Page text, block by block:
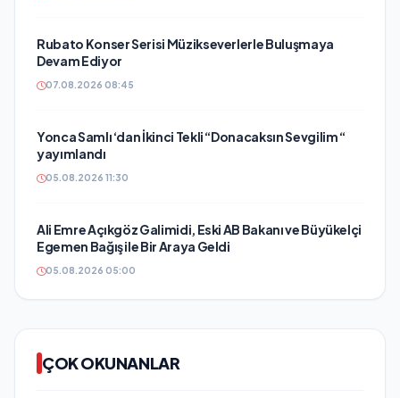
Rubato Konser Serisi Müzikseverlerle Buluşmaya
Devam Ediyor
07.08.2026 08:45
Yonca Samlı ‘dan İkinci Tekli “Donacaksın Sevgilim “
yayımlandı
05.08.2026 11:30
Ali Emre Açıkgöz Galimidi, Eski AB Bakanı ve Büyükelçi
Egemen Bağış ile Bir Araya Geldi
05.08.2026 05:00
ÇOK OKUNANLAR